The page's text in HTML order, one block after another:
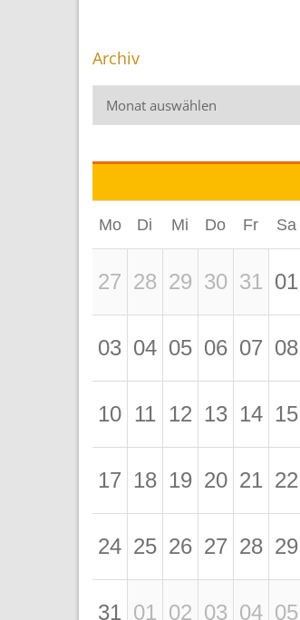
Archiv
Mo Di Mi Do Fr Sa
27 28 29 30 31 01
03 04 05 06 07 08
10 11 12 13 14 15
17 18 19 20 21 22
24 25 26 27 28 29
31 01 02 03 04 05